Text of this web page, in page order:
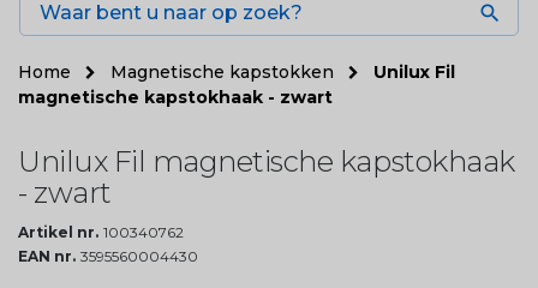

Home Magnetische kapstokken
Unilux Fil
magnetische kapstokhaak - zwart
Unilux Fil magnetische kapstokhaak
- zwart
Artikel nr. 100340762
EAN nr. 3595560004430